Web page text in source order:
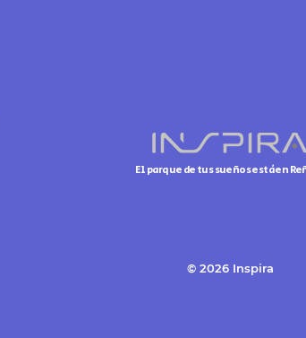
El parque de tus sueños está en
© 2026 Inspira